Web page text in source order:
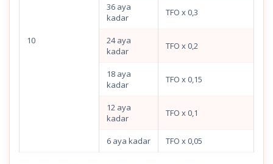
10
36 aya
kadar
TFO x 0,3
24 aya
kadar
TFO x 0,2
18 aya
kadar
TFO x 0,15
12 aya
kadar
TFO x 0,1
6 aya kadar TFO x 0,05